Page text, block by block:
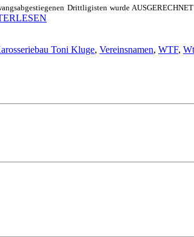
Drittligisten wurde
Toni Kluge, Vereinsnamen, WTF,